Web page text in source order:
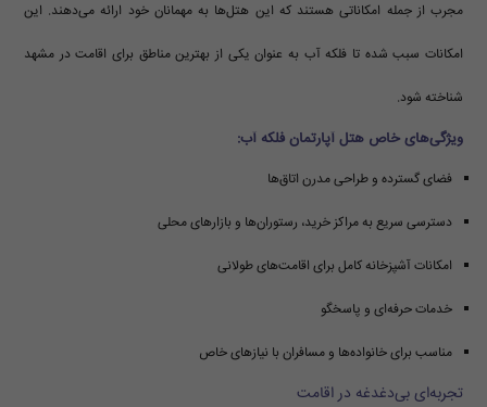
مجرب از جمله امکاناتی هستند که این هتل‌ها به مهمانان خود ارائه می‌دهند. این
امکانات سبب شده تا فلکه آب به عنوان یکی از بهترین مناطق برای اقامت در مشهد
شناخته شود.
ویژگی‌های خاص هتل آپارتمان فلکه آب:
فضای گسترده و طراحی مدرن اتاق‌ها
دسترسی سریع به مراکز خرید، رستوران‌ها و بازارهای محلی
امکانات آشپزخانه کامل برای اقامت‌های طولانی
خدمات حرفه‌ای و پاسخگو
مناسب برای خانواده‌ها و مسافران با نیازهای خاص
تجربه‌ای بی‌دغدغه در اقامت